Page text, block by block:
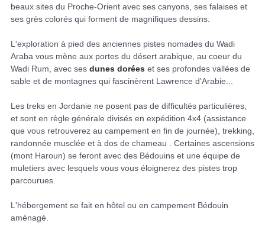
beaux sites du Proche-Orient avec ses canyons, ses falaises et
ses grès colorés qui forment de magnifiques dessins.
L'exploration à pied des anciennes pistes nomades du Wadi
Araba vous mène aux portes du désert arabique, au coeur du
Wadi Rum, avec ses dunes dorées et ses profondes vallées de
sable et de montagnes qui fascinèrent Lawrence d'Arabie...
Les treks en Jordanie ne posent pas de difficultés particulières,
et sont en règle générale divisés en expédition 4x4 (assistance
que vous retrouverez au campement en fin de journée), trekking,
randonnée musclée et à dos de chameau . Certaines ascensions
(mont Haroun) se feront avec des Bédouins et une équipe de
muletiers avec lesquels vous vous éloignerez des pistes trop
parcourues.
L'hébergement se fait en hôtel ou en campement Bédouin
aménagé.